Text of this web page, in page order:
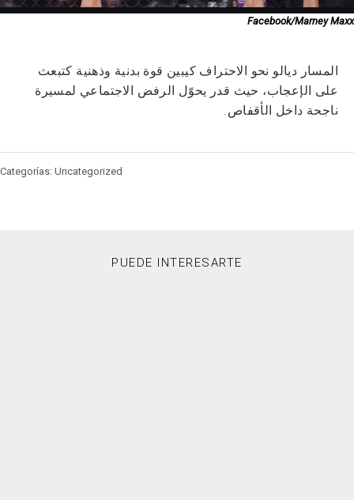
Facebook/Marney Maxx
المسار ديالو نحو الاحتراف كيبين قوة بدنية وذهنية كتبعث
على الإعجاب، حيث قدر يحوّل الرفض الاجتماعي لمسيرة
ناجحة داخل الأقفاص.
Categorías: Uncategorized
PUEDE INTERESARTE